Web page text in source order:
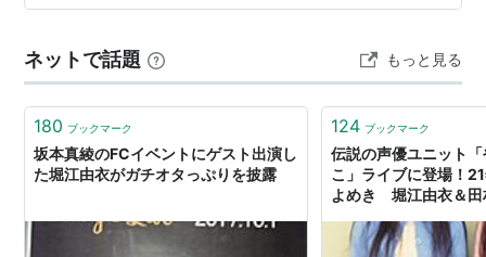
シャーマンキング（アイアンメイデン・ジャンヌ）
Kanon（月宮あゆ）
SAMURAI DEEPER KYO（椎名ゆや）
スパイラル 〜推理の絆〜（竹内理緒）
陸上防衛隊まおちゃん（丸山シルヴィア）
D.C.〜ダ・カーポ〜（白河ことり）
的！！ 本当に何でも知っていそうな声が素晴らし
ると現れるブラック羽川に！？ 堀江由衣さんのかわい…
ネットで話題 もっと見る
180 ブックマーク
坂本真綾のFCイベントにゲスト出演し
た堀江由衣がガチオタっぷりを披露
124 ブックマーク
伝説の声優ユニット
こ」ライブに登場！
よめき 堀江由衣＆田